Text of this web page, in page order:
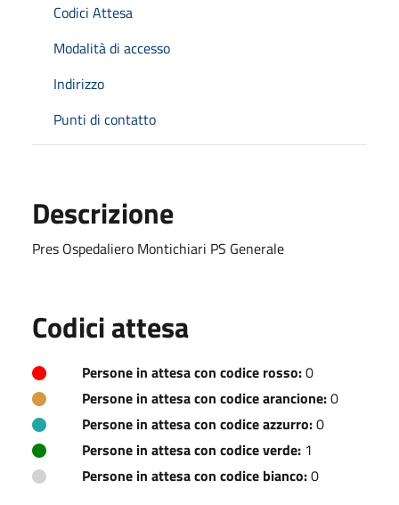
Codici Attesa
Modalità di accesso
Indirizzo
Punti di contatto
Descrizione
Pres Ospedaliero Montichiari PS Generale
Codici attesa
Persone in attesa con codice rosso:0
Persone in attesa con codice arancione:0
Persone in attesa con codice azzurro:0
Persone in attesa con codice verde: 1
Persone in attesa con codice bianco:0